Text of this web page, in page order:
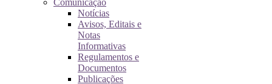
Comunicação
Notícias
Avisos, Editais e
Notas
Informativas
Regulamentos e
Documentos
Publicações